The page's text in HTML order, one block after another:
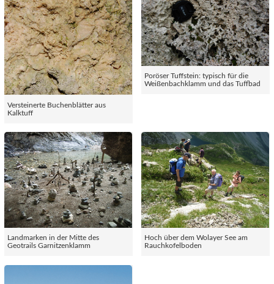
Versteinerte Buchenblätter aus
Kalktuff
Poröser Tuffstein: typisch für die
Weißenbachklamm und das Tuffbad
Landmarken in der Mitte des
Geotrails Garnitzenklamm
Hoch über dem Wolayer See am
Rauchkofelboden